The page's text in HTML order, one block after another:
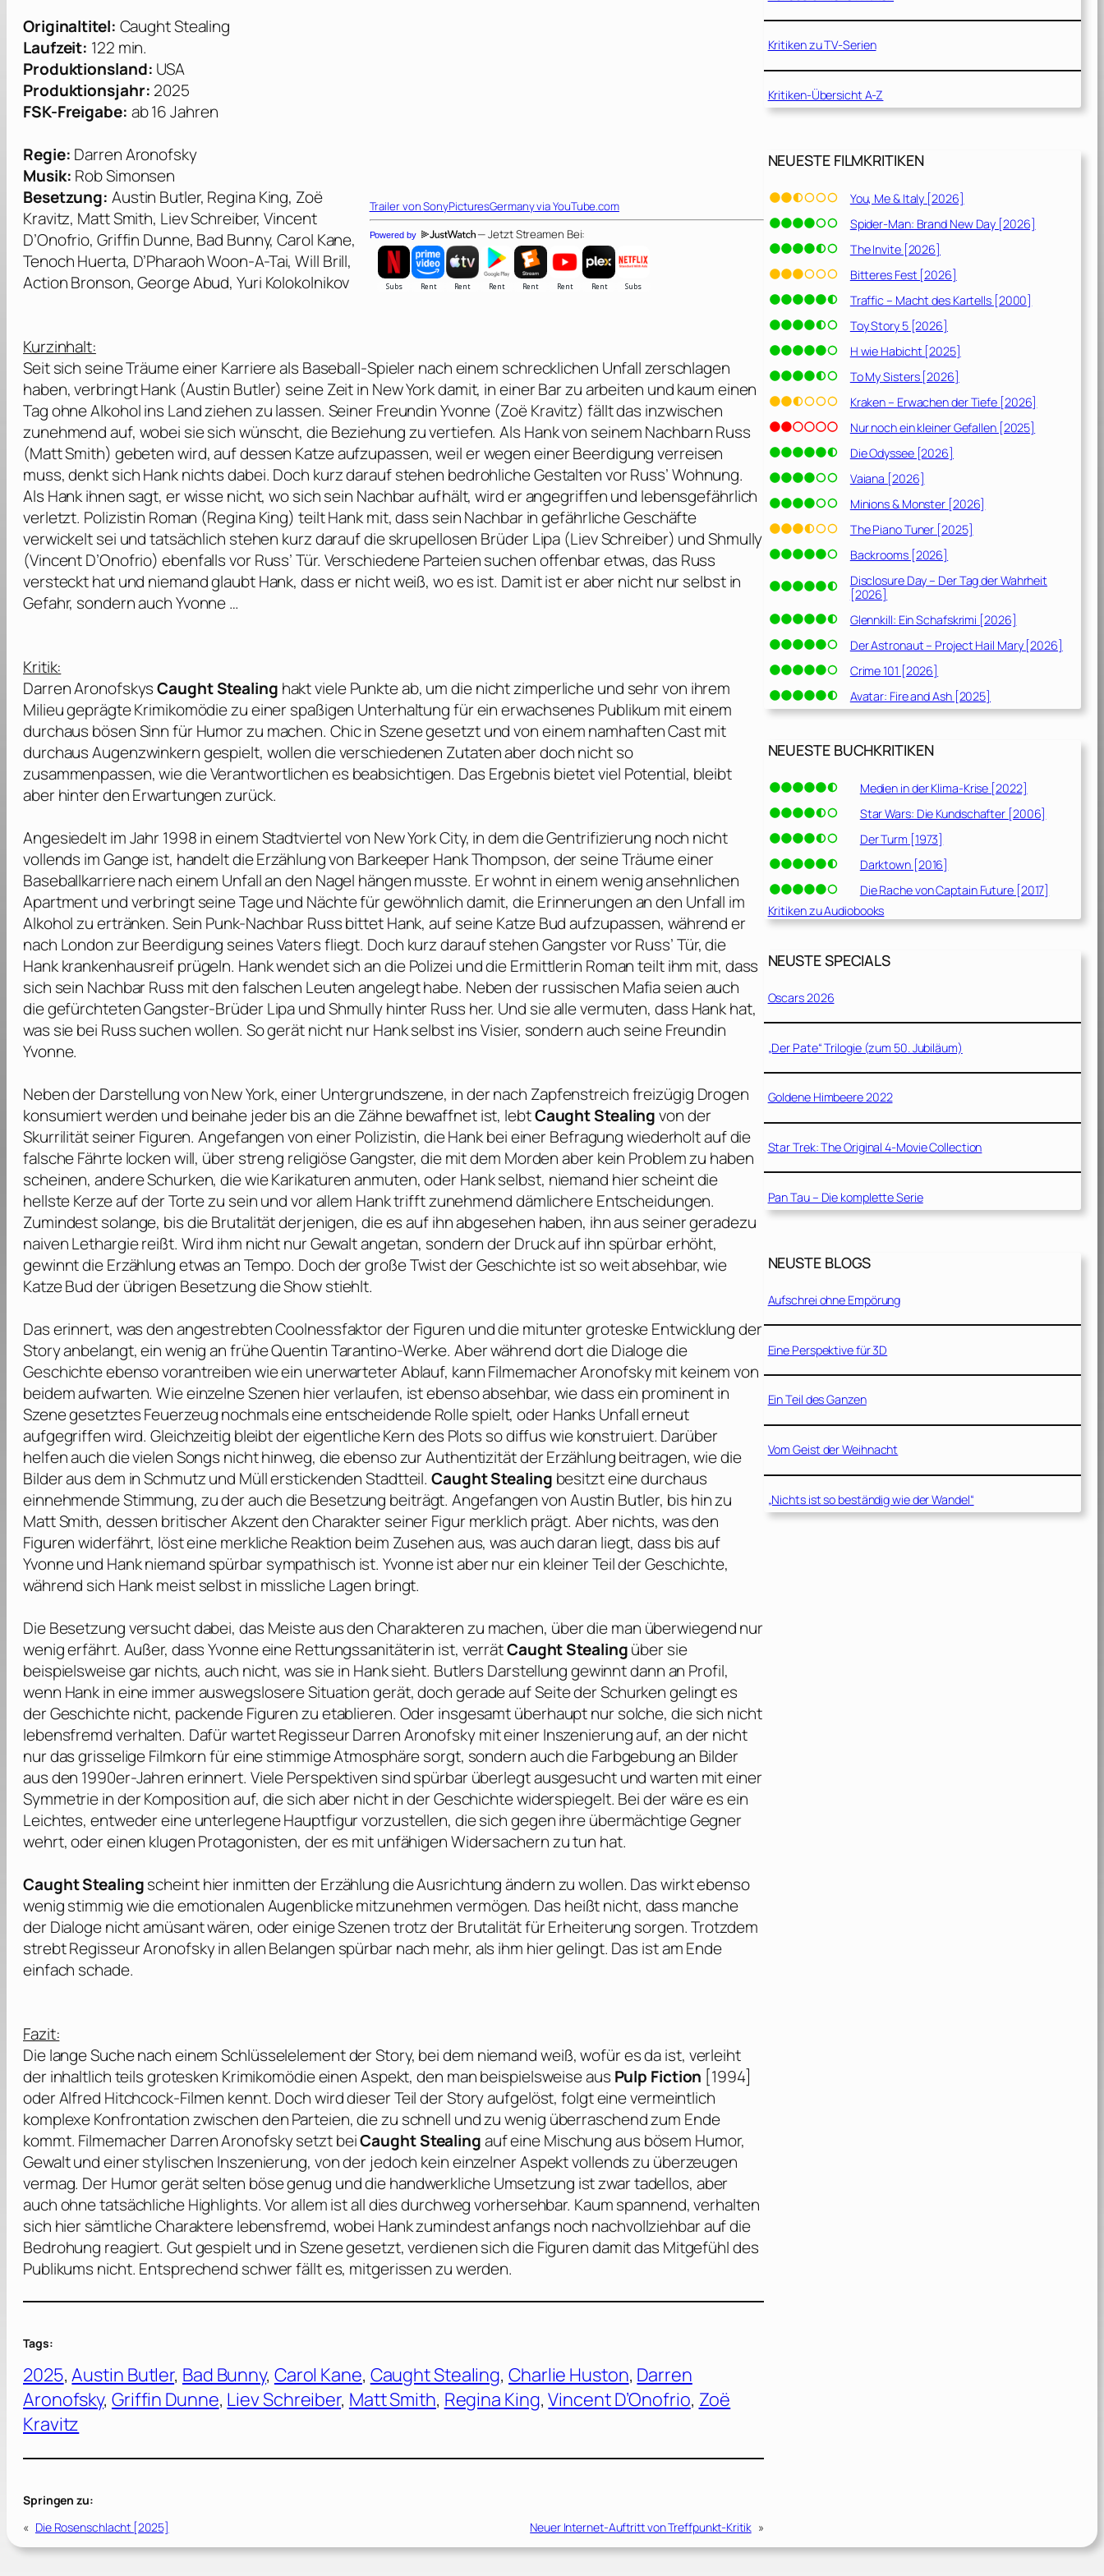
Trailer vonSonyPicturesGermanyvia YouTube.com
Powered by — Jetzt Streamen Bei:
Originaltitel: Caught Stealing
Laufzeit: 122 min.
Produktionsland: USA
Produktionsjahr: 2025
FSK-Freigabe: ab 16 Jahren
Regie: Darren Aronofsky
Musik: Rob Simonsen
Besetzung: Austin Butler, Regina King, Zoë
Kravitz, Matt Smith, Liev Schreiber, Vincent
D’Onofrio, Griffin Dunne, Bad Bunny, Carol Kane,
Tenoch Huerta, D’Pharaoh Woon-A-Tai, Will Brill,
Action Bronson, George Abud, Yuri Kolokolnikov
Kurzinhalt:
Seit sich seine Träume einer Karriere als Baseball-Spieler nach einem schrecklichen Unfall zerschlagen
haben, verbringt Hank (Austin Butler) seine Zeit in New York damit, in einer Bar zu arbeiten und kaum einen
Tag ohne Alkohol ins Land ziehen zu lassen. Seiner Freundin Yvonne (Zoë Kravitz) fällt das inzwischen
zunehmend auf, wobei sie sich wünscht, die Beziehung zu vertiefen. Als Hank von seinem Nachbarn Russ
(Matt Smith) gebeten wird, auf dessen Katze aufzupassen, weil er wegen einer Beerdigung verreisen
muss, denkt sich Hank nichts dabei. Doch kurz darauf stehen bedrohliche Gestalten vor Russ’ Wohnung.
Als Hank ihnen sagt, er wisse nicht, wo sich sein Nachbar aufhält, wird er angegriffen und lebensgefährlich
verletzt. Polizistin Roman (Regina King) teilt Hank mit, dass sein Nachbar in gefährliche Geschäfte
verwickelt sei und tatsächlich stehen kurz darauf die skrupellosen Brüder Lipa (Liev Schreiber) und Shmully
(Vincent D’Onofrio) ebenfalls vor Russ’ Tür. Verschiedene Parteien suchen offenbar etwas, das Russ
versteckt hat und niemand glaubt Hank, dass er nicht weiß, wo es ist. Damit ist er aber nicht nur selbst in
Gefahr, sondern auch Yvonne …
Kritik:
Darren Aronofskys Caught Stealing hakt viele Punkte ab, um die nicht zimperliche und sehr von ihrem
Milieu geprägte Krimikomödie zu einer spaßigen Unterhaltung für ein erwachsenes Publikum mit einem
durchaus bösen Sinn für Humor zu machen. Chic in Szene gesetzt und von einem namhaften Cast mit
durchaus Augenzwinkern gespielt, wollen die verschiedenen Zutaten aber doch nicht so
zusammenpassen, wie die Verantwortlichen es beabsichtigen. Das Ergebnis bietet viel Potential, bleibt
aber hinter den Erwartungen zurück.
Angesiedelt im Jahr 1998 in einem Stadtviertel von New York City, in dem die Gentrifizierung noch nicht
vollends im Gange ist, handelt die Erzählung von Barkeeper Hank Thompson, der seine Träume einer
Baseballkarriere nach einem Unfall an den Nagel hängen musste. Er wohnt in einem wenig ansehnlichen
Apartment und verbringt seine Tage und Nächte für gewöhnlich damit, die Erinnerungen an den Unfall im
Alkohol zu ertränken. Sein Punk-Nachbar Russ bittet Hank, auf seine Katze Bud aufzupassen, während er
nach London zur Beerdigung seines Vaters fliegt. Doch kurz darauf stehen Gangster vor Russ’ Tür, die
Hank krankenhausreif prügeln. Hank wendet sich an die Polizei und die Ermittlerin Roman teilt ihm mit, dass
sich sein Nachbar Russ mit den falschen Leuten angelegt habe. Neben der russischen Mafia seien auch
die gefürchteten Gangster-Brüder Lipa und Shmully hinter Russ her. Und sie alle vermuten, dass Hank hat,
was sie bei Russ suchen wollen. So gerät nicht nur Hank selbst ins Visier, sondern auch seine Freundin
Yvonne.
Neben der Darstellung von New York, einer Untergrundszene, in der nach Zapfenstreich freizügig Drogen
konsumiert werden und beinahe jeder bis an die Zähne bewaffnet ist, lebtCaught Stealingvon der
Skurrilität seiner Figuren. Angefangen von einer Polizistin, die Hank bei einer Befragung wiederholt auf die
falsche Fährte locken will, über streng religiöse Gangster, die mit dem Morden aber kein Problem zu haben
scheinen, andere Schurken, die wie Karikaturen anmuten, oder Hank selbst, niemand hier scheint die
hellste Kerze auf der Torte zu sein und vor allem Hank trifft zunehmend dämlichere Entscheidungen.
Zumindest solange, bis die Brutalität derjenigen, die es auf ihn abgesehen haben, ihn aus seiner geradezu
naiven Lethargie reißt. Wird ihm nicht nur Gewalt angetan, sondern der Druck auf ihn spürbar erhöht,
gewinnt die Erzählung etwas an Tempo. Doch der große Twist der Geschichte ist so weit absehbar, wie
Katze Bud der übrigen Besetzung die Show stiehlt.
Das erinnert, was den angestrebten Coolnessfaktor der Figuren und die mitunter groteske Entwicklung der
Story anbelangt, ein wenig an früheQuentin Tarantino-Werke. Aber während dort die Dialoge die
Geschichte ebenso vorantreiben wie ein unerwarteter Ablauf, kann FilmemacherAronofskymit keinem von
beidem aufwarten. Wie einzelne Szenen hier verlaufen, ist ebenso absehbar, wie dass ein prominent in
Szene gesetztes Feuerzeug nochmals eine entscheidende Rolle spielt, oder Hanks Unfall erneut
aufgegriffen wird. Gleichzeitig bleibt der eigentliche Kern des Plots so diffus wie konstruiert. Darüber
helfen auch die vielen Songs nicht hinweg, die ebenso zur Authentizität der Erzählung beitragen, wie die
Bilder aus dem in Schmutz und Müll erstickenden Stadtteil.Caught Stealing besitzt eine durchaus
einnehmende Stimmung, zu der auch die Besetzung beiträgt. Angefangen vonAustin Butler, bis hin zu
Matt Smith, dessen britischer Akzent den Charakter seiner Figur merklich prägt. Aber nichts, was den
Figuren widerfährt, löst eine merkliche Reaktion beim Zusehen aus, was auch daran liegt, dass bis auf
Yvonne und Hank niemand spürbar sympathisch ist. Yvonne ist aber nur ein kleiner Teil der Geschichte,
während sich Hank meist selbst in missliche Lagen bringt.
Die Besetzung versucht dabei, das Meiste aus den Charakteren zu machen, über die man überwiegend nur
wenig erfährt. Außer, dass Yvonne eine Rettungssanitäterin ist, verrätCaught Stealingüber sie
beispielsweise gar nichts, auch nicht, was sie in Hank sieht. Butlers Darstellung gewinnt dann an Profil,
wenn Hank in eine immer auswegslosere Situation gerät, doch gerade auf Seite der Schurken gelingt es
der Geschichte nicht, packende Figuren zu etablieren. Oder insgesamt überhaupt nur solche, die sich nicht
lebensfremd verhalten. Dafür wartet RegisseurDarren Aronofskymit einer Inszenierung auf, an der nicht
nur das grisselige Filmkorn für eine stimmige Atmosphäre sorgt, sondern auch die Farbgebung an Bilder
aus den 1990er-Jahren erinnert. Viele Perspektiven sind spürbar überlegt ausgesucht und warten mit einer
Symmetrie in der Komposition auf, die sich aber nicht in der Geschichte widerspiegelt. Bei der wäre es ein
Leichtes, entweder eine unterlegene Hauptfigur vorzustellen, die sich gegen ihre übermächtige Gegner
wehrt, oder einen klugen Protagonisten, der es mit unfähigen Widersachern zu tun hat.
Caught Stealingscheint hier inmitten der Erzählung die Ausrichtung ändern zu wollen. Das wirkt ebenso
wenig stimmig wie die emotionalen Augenblicke mitzunehmen vermögen. Das heißt nicht, dass manche
der Dialoge nicht amüsant wären, oder einige Szenen trotz der Brutalität für Erheiterung sorgen. Trotzdem
strebt RegisseurAronofskyin allen Belangen spürbar nach mehr, als ihm hier gelingt. Das ist am Ende
einfach schade.
Fazit:
Die lange Suche nach einem Schlüsselelement der Story, bei dem niemand weiß, wofür es da ist, verleiht
der inhaltlich teils grotesken Krimikomödie einen Aspekt, den man beispielsweise aus Pulp Fiction [1994]
oderAlfred Hitchcock-Filmen kennt. Doch wird dieser Teil der Story aufgelöst, folgt eine vermeintlich
komplexe Konfrontation zwischen den Parteien, die zu schnell und zu wenig überraschend zum Ende
kommt. FilmemacherDarren Aronofskysetzt beiCaught Stealingauf eine Mischung aus bösem Humor,
Gewalt und einer stylischen Inszenierung, von der jedoch kein einzelner Aspekt vollends zu überzeugen
vermag. Der Humor gerät selten böse genug und die handwerkliche Umsetzung ist zwar tadellos, aber
auch ohne tatsächliche Highlights. Vor allem ist all dies durchweg vorhersehbar. Kaum spannend, verhalten
sich hier sämtliche Charaktere lebensfremd, wobei Hank zumindest anfangs noch nachvollziehbar auf die
Bedrohung reagiert. Gut gespielt und in Szene gesetzt, verdienen sich die Figuren damit das Mitgefühl des
Publikums nicht. Entsprechend schwer fällt es, mitgerissen zu werden.
Tags:
2025, Austin Butler, Bad Bunny, Carol Kane, Caught Stealing, Charlie Huston, Darren
Aronofsky, Griffin Dunne, Liev Schreiber, Matt Smith, Regina King, Vincent D’Onofrio, Zoë
Kravitz
Springen zu:
« Die Rosenschlacht [2025] Neuer Internet-Auftritt von Treffpunkt-Kritik »
Kritiken zu TV-Serien
Kritiken-Übersicht A-Z
NEUESTE FILMKRITIKEN
You, Me & Italy [2026]
Spider-Man: Brand New Day [2026]
The Invite [2026]
Bitteres Fest [2026]
Traffic – Macht des Kartells [2000]
Toy Story 5 [2026]
H wie Habicht [2025]
To My Sisters [2026]
Kraken – Erwachen der Tiefe [2026]
Nur noch ein kleiner Gefallen [2025]
Die Odyssee [2026]
Vaiana [2026]
Minions & Monster [2026]
The Piano Tuner [2025]
Backrooms [2026]
Disclosure Day – Der Tag der Wahrheit
[2026]
Glennkill: Ein Schafskrimi [2026]
Der Astronaut – Project Hail Mary [2026]
Crime 101 [2026]
Avatar: Fire and Ash [2025]
NEUESTE BUCHKRITIKEN
Medien in der Klima-Krise [2022]
Star Wars: Die Kundschafter [2006]
Der Turm [1973]
Darktown [2016]
Die Rache von Captain Future [2017]
Kritiken zu Audiobooks
NEUSTE SPECIALS
Oscars 2026
„Der Pate“ Trilogie (zum 50. Jubiläum)
Goldene Himbeere 2022
Star Trek: The Original 4-Movie Collection
Pan Tau – Die komplette Serie
NEUSTE BLOGS
Aufschrei ohne Empörung
Eine Perspektive für 3D
Ein Teil des Ganzen
Vom Geist der Weihnacht
„Nichts ist so beständig wie der Wandel“